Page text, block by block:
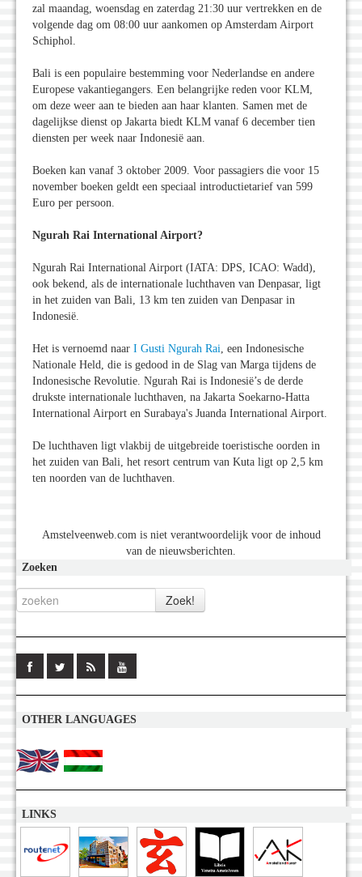
zal maandag, woensdag en zaterdag 21:30 uur vertrekken en de
volgende dag om 08:00 uur aankomen op Amsterdam Airport
Schiphol.
Bali is een populaire bestemming voor Nederlandse en andere
Europese vakantiegangers. Een belangrijke reden voor KLM,
om deze weer aan te bieden aan haar klanten. Samen met de
dagelijkse dienst op Jakarta biedt KLM vanaf 6 december tien
diensten per week naar Indonesië aan.
Boeken kan vanaf 3 oktober 2009. Voor passagiers die voor 15
november boeken geldt een speciaal introductietarief van 599
Euro per persoon.
Ngurah Rai International Airport?
Ngurah Rai International Airport (IATA: DPS, ICAO: Wadd),
ook bekend, als de internationale luchthaven van Denpasar, ligt
in het zuiden van Bali, 13 km ten zuiden van Denpasar in
Indonesië.
Het is vernoemd naar I Gusti Ngurah Rai, een Indonesische
Nationale Held, die is gedood in de Slag van Marga tijdens de
Indonesische Revolutie. Ngurah Rai is Indonesië’s de derde
drukste internationale luchthaven, na Jakarta Soekarno-Hatta
International Airport en Surabaya's Juanda International Airport.
De luchthaven ligt vlakbij de uitgebreide toeristische oorden in
het zuiden van Bali, het resort centrum van Kuta ligt op 2,5 km
ten noorden van de luchthaven.
Amstelveenweb.com is niet verantwoordelijk voor de inhoud
van de nieuwsberichten.
Zoeken
OTHER LANGUAGES
LINKS